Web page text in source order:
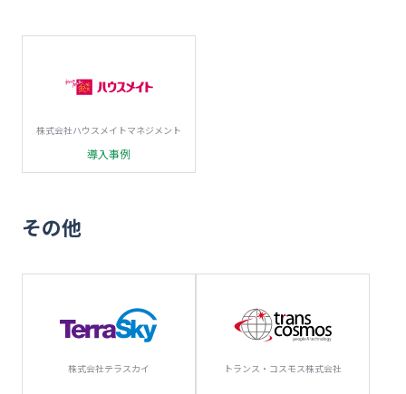
株式会社ハウスメイトマネジメント
導入事例
その他
株式会社テラスカイ トランス・コスモス株式会社